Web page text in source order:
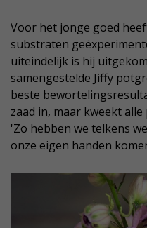
Voor het jonge goed
substraten
uiteindelijk is hij
samengestelde Jiffy
beste
zaad in, maar kweekt
'Zo hebben we telkens
onze eigen handen